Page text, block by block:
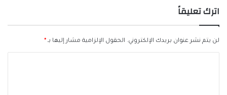
اترك تعليقاً
لن يتم نشر عنوان بريدك الإلكتروني. الحقول الإلزامية مشار إليها بـ *